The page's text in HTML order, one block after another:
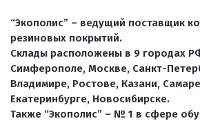
“Экополис” – ведущий поставщик
резиновых покрытий.
Склады расположены в 9 городах
Симферополе, Москве, Санкт-
Владимире, Ростове, Казани,
Екатеринбурге, Новосибирске.
Также “Экополис” – № 1 в сфере